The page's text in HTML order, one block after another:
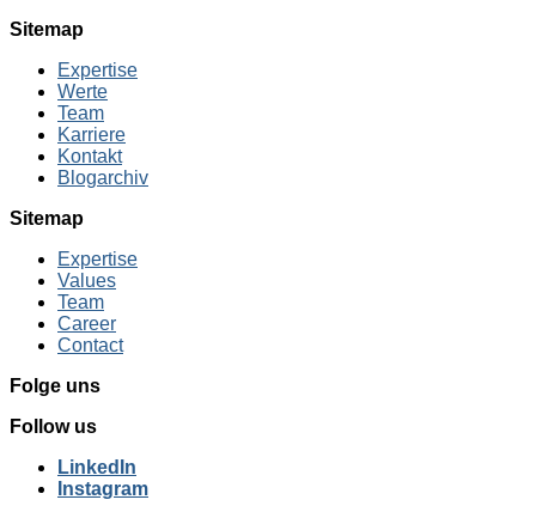
Sitemap
Expertise
Werte
Team
Karriere
Kontakt
Blogarchiv
Sitemap
Expertise
Values
Team
Career
Contact
Folge uns
Follow us
LinkedIn
Instagram